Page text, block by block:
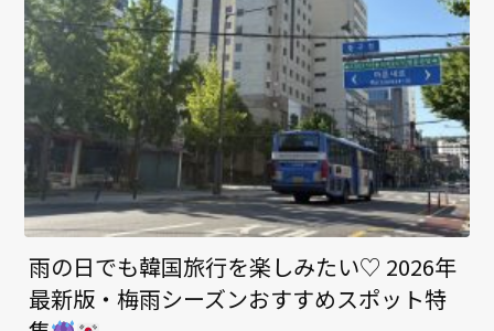
雨の日でも韓国旅行を楽しみたい♡ 2026年
最新版・梅雨シーズンおすすめスポット特